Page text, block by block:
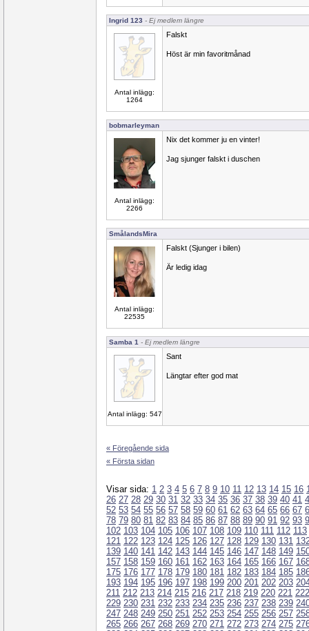
Ingrid 123 - Ej medlem längre
Antal inlägg:
1264
Falskt
Höst är min favoritmånad
bobmarleyman
Antal inlägg:
2266
Nix det kommer ju en vinter!
Jag sjunger falskt i duschen
SmålandsMira
Antal inlägg:
22535
Falskt (Sjunger i bilen)
Är ledig idag
Samba 1 - Ej medlem längre
Antal inlägg: 547
Sant
Längtar efter god mat
« Föregående sida
« Första sidan
Visar sida: 1 2 3 4 5 6 7 8 9 10 11 12 13 14 15 16
26 27 28 29 30 31 32 33 34 35 36 37 38 39 40 41
52 53 54 55 56 57 58 59 60 61 62 63 64 65 66 67
78 79 80 81 82 83 84 85 86 87 88 89 90 91 92 93
102 103 104 105 106 107 108 109 110 111 112 113
121 122 123 124 125 126 127 128 129 130 131
139 140 141 142 143 144 145 146 147 148 149
157 158 159 160 161 162 163 164 165 166 167
175 176 177 178 179 180 181 182 183 184 185
193 194 195 196 197 198 199 200 201 202 203
211 212 213 214 215 216 217 218 219 220 221 222
229 230 231 232 233 234 235 236 237 238 239
247 248 249 250 251 252 253 254 255 256 257
265 266 267 268 269 270 271 272 273 274 275